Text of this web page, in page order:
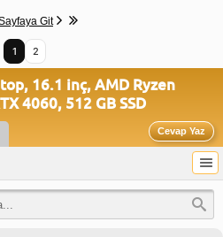
Git
1 2
16.1 inç, AMD Ryzen
4060, 512 GB SSD
Cevap Yaz